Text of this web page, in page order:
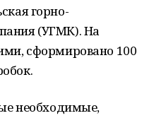
горно-
(УГМК). На
сформировано 100
необходимые,